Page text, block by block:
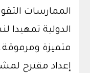
الممارسات
الدولية تمهيدا
متميزة
إعداد مقترح